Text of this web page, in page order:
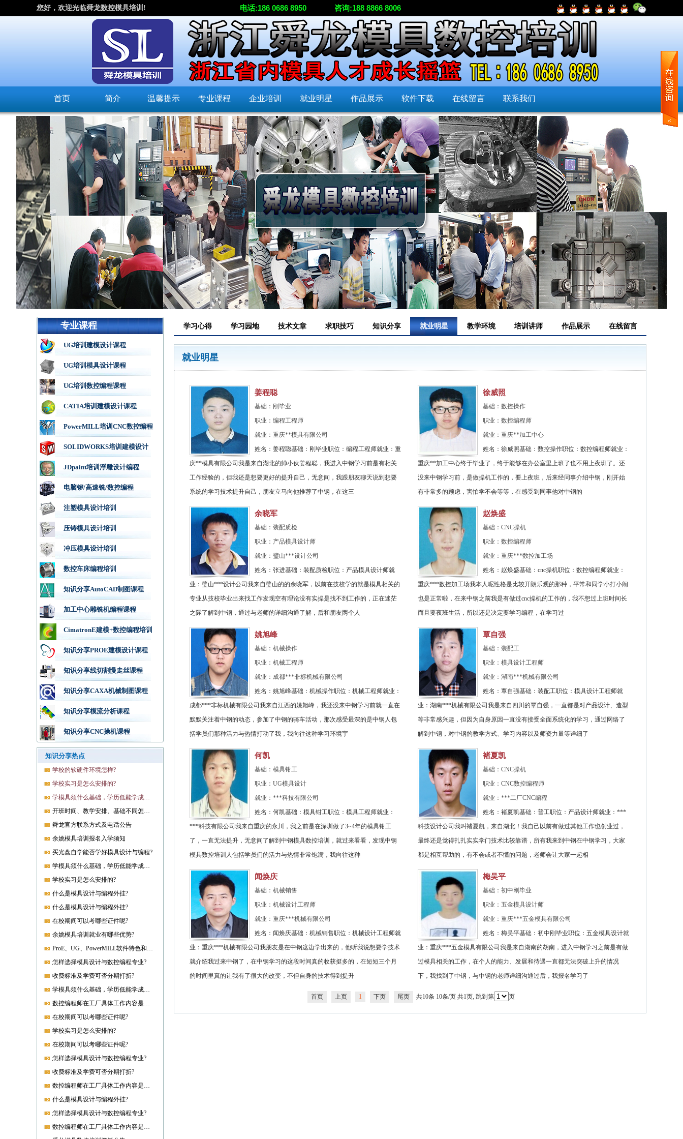
您好，欢迎光临舜龙数控模具培训! 电话:186 0686 8950 咨询:188 8866 8006
首页 简介 温馨提示 专业课程 企业培训 就业明星 作品展示 软件下载 在线留言 联系我们
专业课程
UG培训建模设计课程
UG培训模具设计课程
UG培训数控编程课程
CATIA培训建模设计课程
PowerMILL培训CNC数控编程
SOLIDWORKS培训建模设计
JDpaint培训浮雕设计编程
电脑锣/高速铣/数控编程
注塑模具设计培训
压铸模具设计培训
冲压模具设计培训
数控车床编程培训
知识分享AutoCAD制图课程
加工中心雕铣机编程课程
CimatronE建模+数控编程培训
知识分享PROE建模设计课程
知识分享线切割慢走丝课程
知识分享CAXA机械制图课程
知识分享模流分析课程
知识分享CNC操机课程
知识分享热点
学校的软硬件环境怎样?
学校实习是怎么安排的?
学模具须什么基础，学历低能学成就业吗?
开班时间、教学安排、基础不同怎样开课?
舜龙官方联系方式及电话公告
余姚模具培训报名入学须知
买光盘自学能否学好模具设计与编程?
学模具须什么基础，学历低能学成就业吗?
学校实习是怎么安排的?
什么是模具设计与编程外挂?
什么是模具设计与编程外挂?
在校期间可以考哪些证件呢?
余姚模具培训就业有哪些优势?
ProE、UG、PowerMILL软件特色和优势?
怎样选择模具设计与数控编程专业?
收费标准及学费可否分期打折?
学模具须什么基础，学历低能学成就业吗?
数控编程师在工厂具体工作内容是什么?
在校期间可以考哪些证件呢?
学校实习是怎么安排的?
在校期间可以考哪些证件呢?
怎样选择模具设计与数控编程专业?
收费标准及学费可否分期打折?
数控编程师在工厂具体工作内容是什么?
什么是模具设计与编程外挂?
怎样选择模具设计与数控编程专业?
数控编程师在工厂具体工作内容是什么?
学习心得 学习园地 技术文章 求职技巧 知识分享 就业明星 教学环境 培训讲师 作品展示 在线留言
就业明星
姜程聪
基础：刚毕业
职业：编程工程师
就业：重庆**模具有限公司
姓名：姜程聪基础：刚毕业职位：编程工程师就业：重
庆**模具有限公司我是来自湖北的帅小伙姜程聪，我进入中钢学习前是有相关
工作经验的，但我还是想要更好的提升自己，无意间，我跟朋友聊天说到想要
系统的学习技术提升自己，朋友立马向他推荐了中钢，在这三
徐威照
基础：数控操作
职业：数控编程师
就业：重庆**加工中心
姓名：徐威照基础：数控操作职位：数控编程师就业：
重庆**加工中心终于毕业了，终于能够在办公室里上班了也不用上夜班了。还
没来中钢学习前，是做操机工作的，要上夜班，后来经同事介绍中钢，刚开始
有非常多的顾虑，害怕学不会等等，在感受到同事他对中钢的
余晓军
基础：装配质检
职业：产品模具设计师
就业：璧山***设计公司
姓名：张进基础：装配质检职位：产品模具设计师就
业：璧山***设计公司我来自璧山的的余晓军，以前在技校学的就是模具相关的
专业从技校毕业出来找工作发现空有理论没有实操是找不到工作的，正在迷茫
之际了解到中钢，通过与老师的详细沟通了解，后和朋友两个人
赵焕盛
基础：CNC操机
职业：数控编程师
就业：重庆***数控加工场
姓名：赵焕盛基础：cnc操机职位：数控编程师就业：
重庆***数控加工场我本人呢性格是比较开朗乐观的那种，平常和同学小打小闹
也是正常啦，在来中钢之前我是有做过cnc操机的工作的，我不想过上班时间长
而且要夜班生活，所以还是决定要学习编程，在学习过
姚旭峰
基础：机械操作
职业：机械工程师
就业：成都***非标机械有限公司
姓名：姚旭峰基础：机械操作职位：机械工程师就业：
成都***非标机械有限公司我来自江西的姚旭峰，我还没来中钢学习前就一直在
默默关注着中钢的动态，参加了中钢的骑车活动，那次感受最深的是中钢人包
括学员们那种活力与热情打动了我，我向往这种学习环境宇
覃自强
基础：装配工
职业：模具设计工程师
就业：湖南***机械有限公司
姓名：覃自强基础：装配工职位：模具设计工程师就
业：湖南***机械有限公司我是来自四川的覃自强，一直都是对产品设计、造型
等非常感兴趣，但因为自身原因一直没有接受全面系统化的学习，通过网络了
解到中钢，对中钢的教学方式、学习内容以及师资力量等详细了
何凯
基础：模具钳工
职业：UG模具设计
就业：***科技有限公司
姓名：何凯基础：模具钳工职位：模具工程师就业：
***科技有限公司我来自重庆的永川，我之前是在深圳做了3~4年的模具钳工
了，一直无法提升，无意间了解到中钢模具数控培训，就过来看看，发现中钢
模具数控培训人包括学员们的活力与热情非常饱满，我向往这种
褚夏凯
基础：CNC操机
职业：CNC数控编程师
就业：***二厂CNC编程
姓名：褚夏凯基础：普工职位：产品设计师就业：***
科技设计公司我叫褚夏凯，来自湖北！我自己以前有做过其他工作也创业过，
最终还是觉得扎扎实实学门技术比较靠谱，所有我来到中钢在中钢学习，大家
都是相互帮助的，有不会或者不懂的问题，老师会让大家一起相
闻焕庆
基础：机械销售
职业：机械设计工程师
就业：重庆***机械有限公司
姓名：闻焕庆基础：机械销售职位：机械设计工程师就
业：重庆***机械有限公司我朋友是在中钢这边学出来的，他听我说想要学技术
就介绍我过来中钢了，在中钢学习的这段时间真的收获挺多的，在短短三个月
的时间里真的让我有了很大的改变，不但自身的技术得到提升
梅吴平
基础：初中刚毕业
职业：五金模具设计师
就业：重庆***五金模具有限公司
姓名：梅吴平基础：初中刚毕业职位：五金模具设计就
业：重庆***五金模具有限公司我是来自湖南的胡南，进入中钢学习之前是有做
过模具相关的工作，在个人的能力、发展和待遇一直都无法突破上升的情况
下，我找到了中钢，与中钢的老师详细沟通过后，我报名学习了
首页 上页 1 下页 尾页 共10条 10条/页 共1页, 跳到第 页